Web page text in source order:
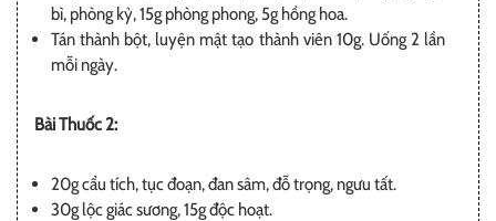
bì, phòng kỷ, 15g phòng phong, 5g hồng hoa.
Tán thành bột, luyện mật tạo thành viên 10g. Uống 2 lần
mỗi ngày.
Bài Thuốc 2:
20g cẩu tích, tục đoạn, đan sâm, đỗ trọng, ngưu tất.
30g lộc giác sương, 15g độc hoạt.